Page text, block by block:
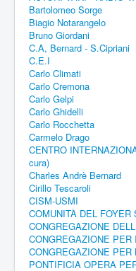
Bartolomeo Sorge
Biagio Notarangelo
Bruno Giordani
C.A, Bernard - S.Cipriani
C.E.I
Carlo Climati
Carlo Cremona
Carlo Gelpi
Carlo Ghidelli
Carlo Rocchetta
Carmelo Drago
CENTRO
cura)
Charles Andrè Bernard
Cirillo Tescaroli
CISM-USMI
COMUNITÀ DEL FOYER
CONGREGAZIONE
CONGREGAZIONE PER
CONGREGAZIONE PER
PONTIFICIA OPERA